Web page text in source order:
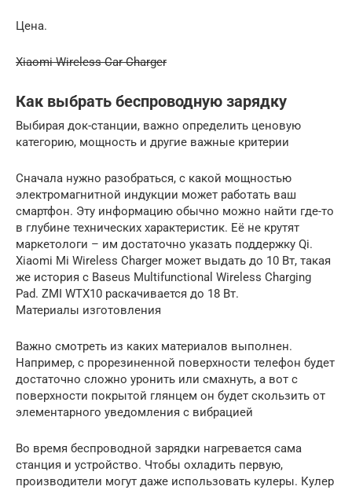
Цена.
Xiaomi Wireless Car Charger
Как выбрать беспроводную зарядку
Выбирая док-станции, важно определить ценовую
категорию, мощность и другие важные критерии
Сначала нужно разобраться, с какой мощностью
электромагнитной индукции может работать ваш
смартфон. Эту информацию обычно можно найти где-то
в глубине технических характеристик. Её не крутят
маркетологи – им достаточно указать поддержку Qi.
Xiaomi Mi Wireless Charger может выдать до 10 Вт, такая
же история с Baseus Multifunctional Wireless Charging
Pad. ZMI WTX10 раскачивается до 18 Вт.
Материалы изготовления
Важно смотреть из каких материалов выполнен.
Например, с прорезиненной поверхности телефон будет
достаточно сложно уронить или смахнуть, а вот с
поверхности покрытой глянцем он будет скользить от
элементарного уведомления с вибрацией
Во время беспроводной зарядки нагревается сама
станция и устройство. Чтобы охладить первую,
производители могут даже использовать кулеры. Кулер